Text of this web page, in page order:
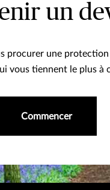
un
procurer une
vous tiennent le plus à
Commencer